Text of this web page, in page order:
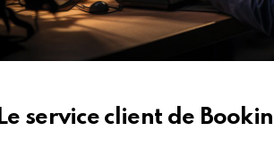
Le service client de